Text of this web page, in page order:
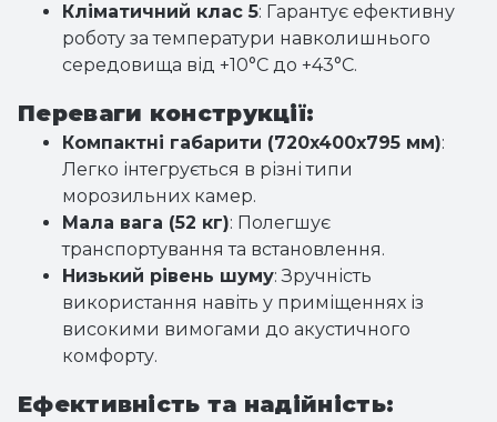
Кліматичний клас 5: Гарантує ефективну
роботу за температури навколишнього
середовища від +10°C до +43°C.
Переваги конструкції:
Компактні габарити (720x400x795 мм):
Легко інтегрується в різні типи
морозильних камер.
Мала вага (52 кг): Полегшує
транспортування та встановлення.
Низький рівень шуму: Зручність
використання навіть у приміщеннях із
високими вимогами до акустичного
комфорту.
Ефективність та надійність: